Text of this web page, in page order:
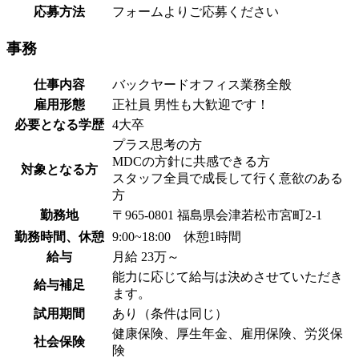
応募方法
フォームよりご応募ください
事務
仕事内容
バックヤードオフィス業務全般
雇用形態
正社員 男性も大歓迎です！
必要となる学歴
4大卒
対象となる方
プラス思考の方
MDCの方針に共感できる方
スタッフ全員で成長して行く意欲のある
方
勤務地
〒965-0801 福島県会津若松市宮町2-1
勤務時間、休憩
9:00~18:00 休憩1時間
給与
月給 23万～
給与補足
能力に応じて給与は決めさせていただき
ます。
試用期間
あり（条件は同じ）
社会保険
健康保険、厚生年金、雇用保険、労災保
険